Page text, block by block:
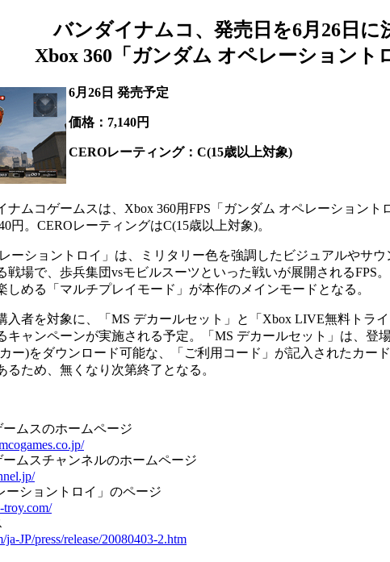
バンダイナムコ、発売日を6月26日に
Xbox 360「ガンダム オペレーショント
6月26日 発売予定
価格：7,140円
CEROレーティング：C(15歳以上対象)
ムコゲームスは、Xbox 360用FPS「ガンダム オペレーショント
円。CEROレーティングはC(15歳以上対象)。
ーショントロイ」は、ミリタリー色を強調したビジュアルやサ
戦場で、歩兵集団vsモビルスーツといった戦いが展開されるFPS
しめる「マルチプレイモード」が本作のメインモードとなる。
者を対象に、「MS デカールセット」と「Xbox LIVE無料トライ
キャンペーンが実施される予定。「MS デカールセット」は、登
ー)をダウンロード可能な、「ご利用コード」が記入されたカー
るため、無くなり次第終了となる。
ムスのホームページ
ムスチャンネルのホームページ
ーショントロイ」のページ
troy.com/
JP/press/release/20080403-2.htm